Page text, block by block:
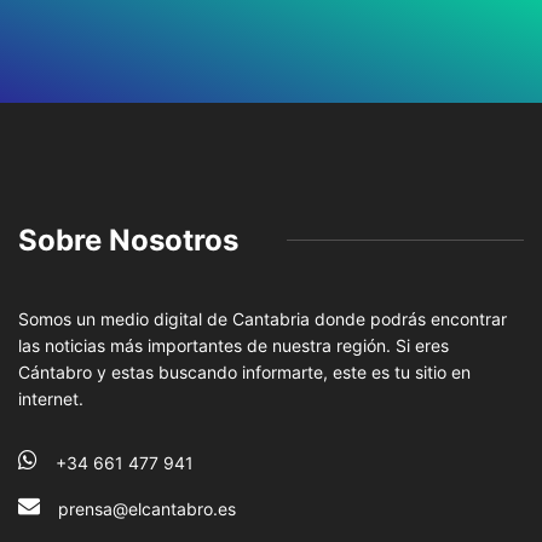
Sobre Nosotros
Somos un medio digital de Cantabria donde podrás encontrar
las noticias más importantes de nuestra región. Si eres
Cántabro y estas buscando informarte, este es tu sitio en
internet.
+34 661 477 941
prensa@elcantabro.es